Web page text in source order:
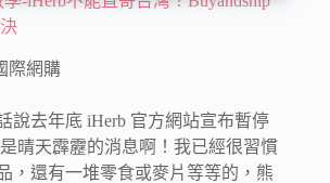
際網購
說去年底 iHerb 官方網站宣布暫停
晴天霹靂的消息啊！我已經很習慣
，還有一堆零食或麥片等等的，熊